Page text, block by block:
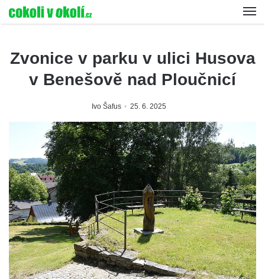
Zvonice v parku v ulici Husova
v Benešově nad Ploučnicí
Ivo Šafus 25. 6. 2025